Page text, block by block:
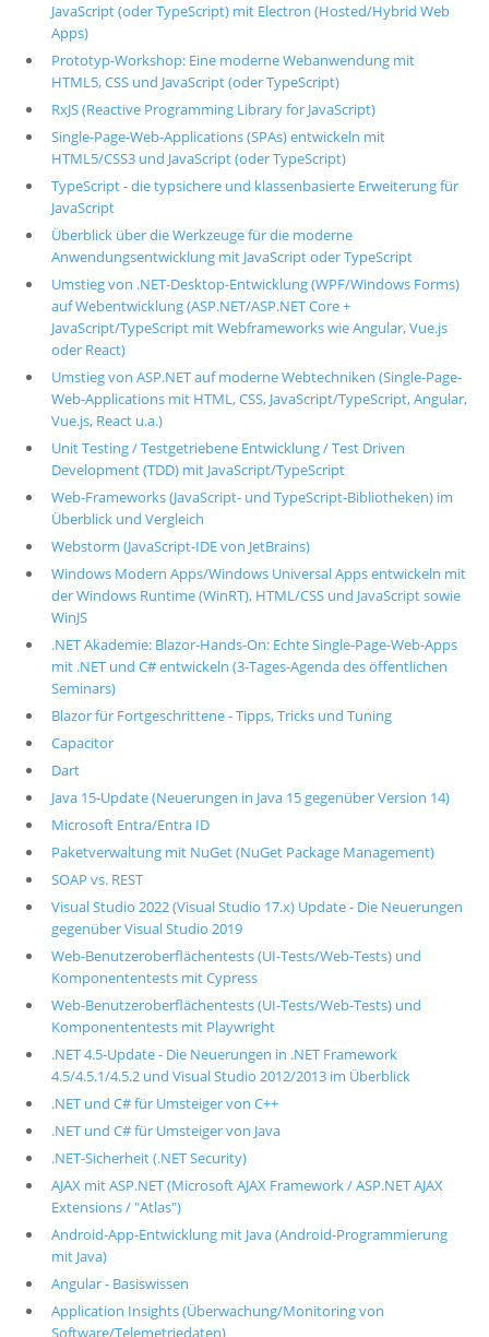
JavaScript (oder TypeScript) mit Electron (Hosted/Hybrid Web
Apps)
Prototyp-Workshop: Eine moderne Webanwendung mit
HTML5, CSS und JavaScript (oder TypeScript)
RxJS (Reactive Programming Library for JavaScript)
Single-Page-Web-Applications (SPAs) entwickeln mit
HTML5/CSS3 und JavaScript (oder TypeScript)
TypeScript - die typsichere und klassenbasierte Erweiterung für
JavaScript
Überblick über die Werkzeuge für die moderne
Anwendungsentwicklung mit JavaScript oder TypeScript
Umstieg von .NET-Desktop-Entwicklung (WPF/Windows Forms)
auf Webentwicklung (ASP.NET/ASP.NET Core +
JavaScript/TypeScript mit Webframeworks wie Angular, Vue.js
oder React)
Umstieg von ASP.NET auf moderne Webtechniken (Single-Page-
Web-Applications mit HTML, CSS, JavaScript/TypeScript, Angular,
Vue.js, React u.a.)
Unit Testing / Testgetriebene Entwicklung / Test Driven
Development (TDD) mit JavaScript/TypeScript
Web-Frameworks (JavaScript- und TypeScript-Bibliotheken) im
Überblick und Vergleich
Webstorm (JavaScript-IDE von JetBrains)
Windows Modern Apps/Windows Universal Apps entwickeln mit
der Windows Runtime (WinRT), HTML/CSS und JavaScript sowie
WinJS
.NET Akademie: Blazor-Hands-On: Echte Single-Page-Web-Apps
mit .NET und C# entwickeln (3-Tages-Agenda des öffentlichen
Seminars)
Blazor für Fortgeschrittene - Tipps, Tricks und Tuning
Capacitor
Dart
Java 15-Update (Neuerungen in Java 15 gegenüber Version 14)
Microsoft Entra/Entra ID
Paketverwaltung mit NuGet (NuGet Package Management)
SOAP vs. REST
Visual Studio 2022 (Visual Studio 17.x) Update - Die Neuerungen
gegenüber Visual Studio 2019
Web-Benutzeroberflächentests (UI-Tests/Web-Tests) und
Komponententests mit Cypress
Web-Benutzeroberflächentests (UI-Tests/Web-Tests) und
Komponententests mit Playwright
.NET 4.5-Update - Die Neuerungen in .NET Framework
4.5/4.5.1/4.5.2 und Visual Studio 2012/2013 im Überblick
.NET und C# für Umsteiger von C++
.NET und C# für Umsteiger von Java
.NET-Sicherheit (.NET Security)
AJAX mit ASP.NET (Microsoft AJAX Framework / ASP.NET AJAX
Extensions / "Atlas")
Android-App-Entwicklung mit Java (Android-Programmierung
mit Java)
Angular - Basiswissen
Application Insights (Überwachung/Monitoring von
Software/Telemetriedaten)